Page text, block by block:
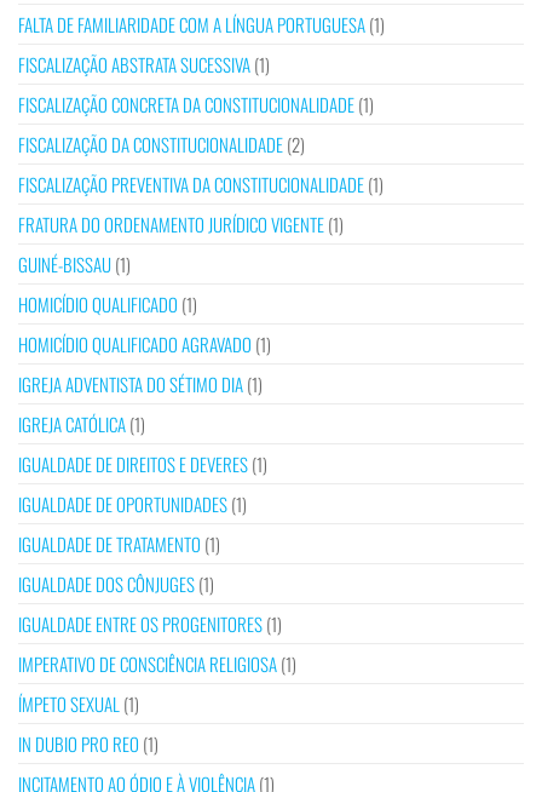
FALTA DE FAMILIARIDADE COM A LÍNGUA PORTUGUESA(1)
FISCALIZAÇÃO ABSTRATA SUCESSIVA(1)
FISCALIZAÇÃO CONCRETA DA CONSTITUCIONALIDADE(1)
FISCALIZAÇÃO DA CONSTITUCIONALIDADE(2)
FISCALIZAÇÃO PREVENTIVA DA CONSTITUCIONALIDADE(1)
FRATURA DO ORDENAMENTO JURÍDICO VIGENTE(1)
GUINÉ-BISSAU(1)
HOMICÍDIO QUALIFICADO (1)
HOMICÍDIO QUALIFICADO AGRAVADO (1)
IGREJA ADVENTISTA DO SÉTIMO DIA(1)
IGREJA CATÓLICA(1)
IGUALDADE DE DIREITOS E DEVERES(1)
IGUALDADE DE OPORTUNIDADES(1)
IGUALDADE DE TRATAMENTO (1)
IGUALDADE DOS CÔNJUGES(1)
IGUALDADE ENTRE OS PROGENITORES(1)
IMPERATIVO DE CONSCIÊNCIA RELIGIOSA(1)
ÍMPETO SEXUAL (1)
IN DUBIO PRO REO (1)
INCITAMENTO AO ÓDIO E À VIOLÊNCIA(1)